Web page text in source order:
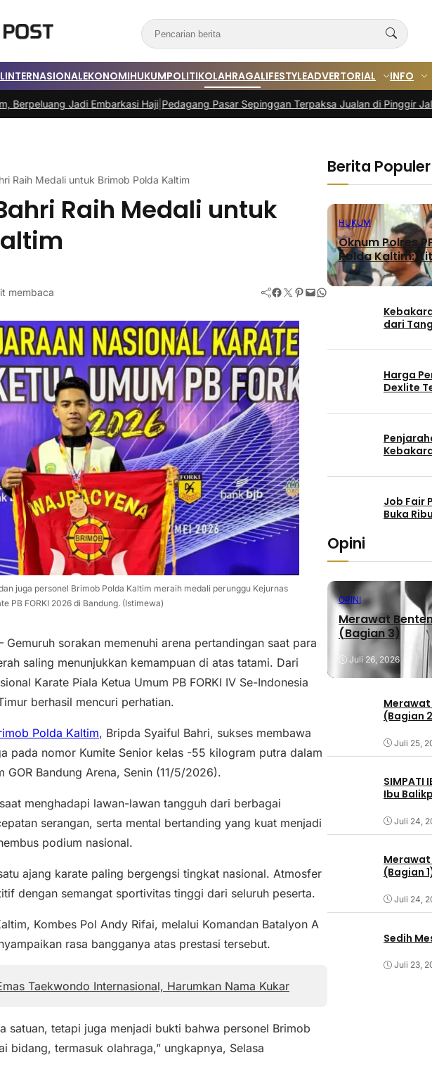
INTERNASIONALEKONOMIHUKUMPOLITIKOLAHRAGALIFESTYLEADVERTORIAL INFO
Jadi Embarkasi Haji|Pedagang Pasar Sepinggan Terpaksa Jualan di Pinggir Jalan |Program
Raih Medali untuk Brimob Polda Kaltim
Raih Medali untuk
membaca Facebook Twitter Pinterest Mail WhatsApp
juga personel Brimob Polda Kaltim meraih medali perunggu Kejurnas
PB FORKI 2026 di Bandung. (Istimewa)
Gemuruh sorakan memenuhi arena pertandingan saat para
saling menunjukkan kemampuan di atas tatami. Dari
Karate Piala Ketua Umum PB FORKI IV Se-Indonesia
berhasil mencuri perhatian.
Polda Kaltim, Bripda Syaiful Bahri, sukses membawa
pada nomor Kumite Senior kelas -55 kilogram putra dalam
Bandung Arena, Senin (11/5/2026).
menghadapi lawan-lawan tangguh dari berbagai
serangan, serta mental bertanding yang kuat menjadi
podium nasional.
ajang karate paling bergengsi tingkat nasional. Atmosfer
dengan semangat sportivitas tinggi dari seluruh peserta.
Kombes Pol Andy Rifai, melalui Komandan Batalyon A
rasa bangganya atas prestasi tersebut.
Taekwondo Internasional, Harumkan Nama Kukar
satuan, tetapi juga menjadi bukti bahwa personel Brimob
bidang, termasuk olahraga,” ungkapnya, Selasa
Berita Populer
HUKUM
Oknum Polres
Polda Kaltim:
dari
Harga
Dexlite
Job Fair
Buka
Opini
OPINI
Merawat
(Bagian 3)
Juli 26, 2026
Merawat
(Bagian
Juli 25,
SIMPATI
Ibu
Juli 24,
Merawat
(Bagian
Juli 24,
Sedih
Juli 23,